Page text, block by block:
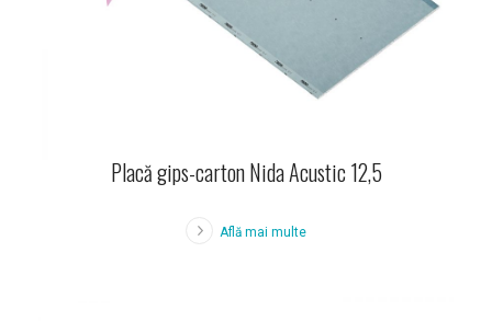
Placă gips-carton Nida Acustic 12,5
Află mai multe